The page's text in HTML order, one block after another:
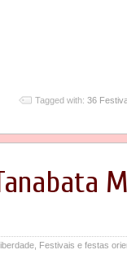
Tagged with: 36
Festivais e festas